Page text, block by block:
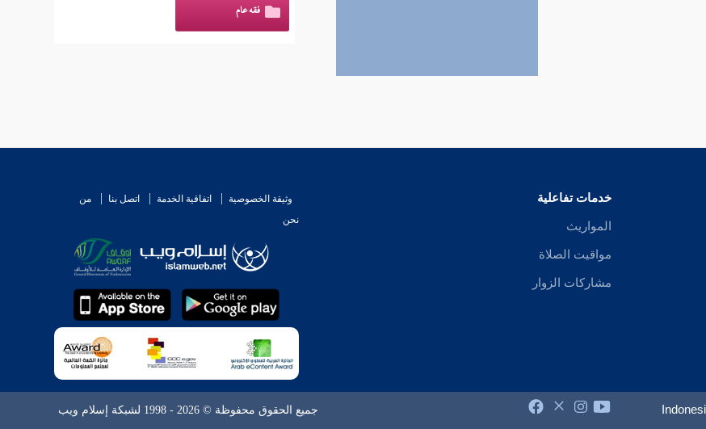
فقه عام
خدمات تفاعلية
المواريث
مواقيت الصلاة
مشاركات الزوار
وثيقة الخصوصية اتفاقية الخدمة اتصل بنا
من
نحن
جميع الحقوق محفوظة © 2026 - 1998 لشبكة إسلام ويب